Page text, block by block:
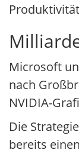
Microsoft
nach
NVIDIA-
Die
bereits